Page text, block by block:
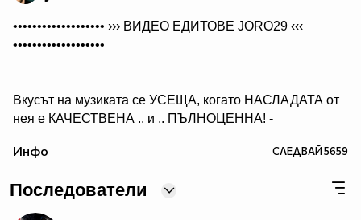
••••••••••••••••••• ››› ВИДЕО ЕДИТОВЕ JORO29 ‹‹‹
•••••••••••••••••••
Вкусът на музиката се УСЕЩА, когато НАСЛАДАТА от
нея е КАЧЕСТВЕНА .. и .. ПЪЛНОЦЕННА! -
( ако желаеш да получиш нещо, което ще слушаш с
Инфо СЛЕДВАЙ5659
Последователи